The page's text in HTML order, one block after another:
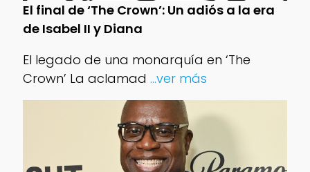
El final de ‘The Crown’: Un adiós a la era
de Isabel II y Diana
El legado de una monarquía en ‘The
Crown’ La aclamad ...ver más